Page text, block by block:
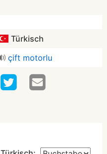
Türkisch
çift motorlu